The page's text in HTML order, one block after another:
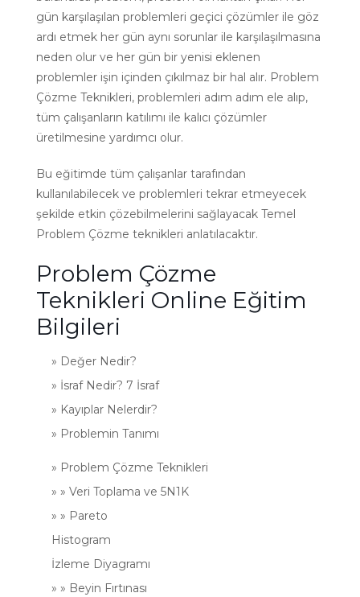
gün karşılaşılan problemleri geçici çözümler ile göz
ardı etmek her gün aynı sorunlar ile karşılaşılmasına
neden olur ve her gün bir yenisi eklenen
problemler işin içinden çıkılmaz bir hal alır. Problem
Çözme Teknikleri, problemleri adım adım ele alıp,
tüm çalışanların katılımı ile kalıcı çözümler
üretilmesine yardımcı olur.
Bu eğitimde tüm çalışanlar tarafından
kullanılabilecek ve problemleri tekrar etmeyecek
şekilde etkin çözebilmelerini sağlayacak Temel
Problem Çözme teknikleri anlatılacaktır.
Problem Çözme
Teknikleri Online Eğitim
Bilgileri
» Değer Nedir?
» İsraf Nedir? 7 İsraf
» Kayıplar Nelerdir?
» Problemin Tanımı
» Problem Çözme Teknikleri
» » Veri Toplama ve 5N1K
» » Pareto
Histogram
İzleme Diyagramı
» » Beyin Fırtınası